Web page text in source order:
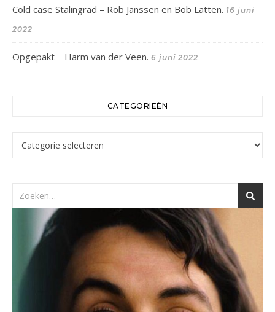
Cold case Stalingrad – Rob Janssen en Bob Latten. 16 juni
2022
Opgepakt – Harm van der Veen. 6 juni 2022
CATEGORIEËN
Categorieën